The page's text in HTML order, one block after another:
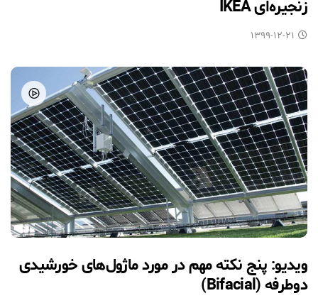
زنجیره‌ای IKEA
۱۳۹۹-۱۲-۲۱
ویدیو: پنج نکته مهم در مورد ماژول‌های خورشیدی
دوطرفه (Bifacial)